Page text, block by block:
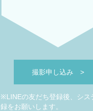
撮影申し込み >
※LINEの友だち登録後、シス
録をお願いします。